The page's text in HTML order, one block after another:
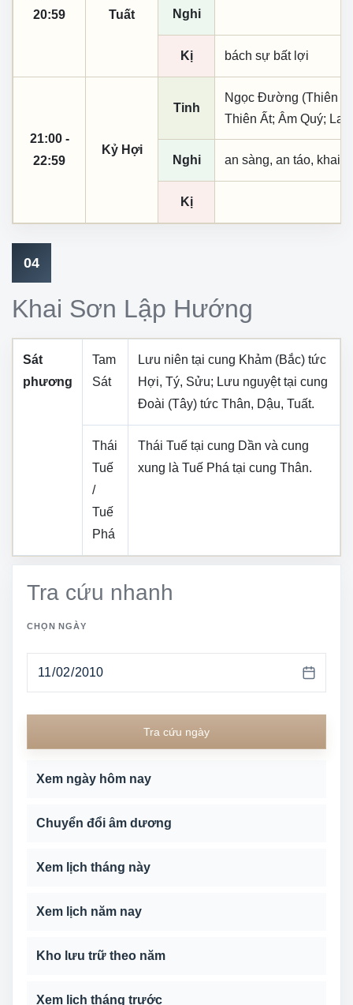
20:59
Tuất
Nghi
Kị bách sự bất lợi
21:00 -
22:59
Kỷ Hợi
Tinh
Ngọc Đường (Thiên
Thiên Ất; Âm Quý; La
Nghi an sàng, an táo, khai
Kị
04
Khai Sơn Lập Hướng
Sát
phương
Tam
Sát
Lưu niên tại cung Khảm (Bắc) tức
Hợi, Tý, Sửu; Lưu nguyệt tại cung
Đoài (Tây) tức Thân, Dậu, Tuất.
Thái
Tuế
/
Tuế
Phá
Thái Tuế tại cung Dần và cung
xung là Tuế Phá tại cung Thân.
Tra cứu nhanh
CHỌN NGÀY
Tra cứu ngày
Xem ngày hôm nay
Chuyển đổi âm dương
Xem lịch tháng này
Xem lịch năm nay
Kho lưu trữ theo năm
Xem lịch tháng trước